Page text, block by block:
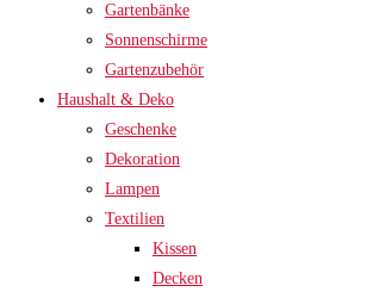
Gartenbänke
Sonnenschirme
Gartenzubehör
Haushalt & Deko
Geschenke
Dekoration
Lampen
Textilien
Kissen
Decken